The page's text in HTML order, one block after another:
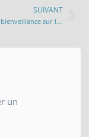
SUIVANT
L’impact de la bienveillance sur le développement personnel et professionnel : Un guide pratique pour une vie épanouie 🌟
un